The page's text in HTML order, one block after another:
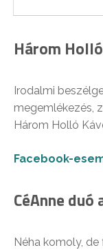
Három
Irodalmi
megemlékezés,
Három Holló
Facebook-
CéAnne duó
Néha komoly,